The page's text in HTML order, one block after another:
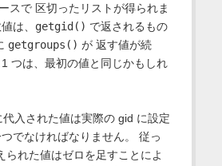
スで 区切ったリストが得られま
は、 getgid() で返されるもの
getgroups() が 返す値が続
つは、最初の値と同じかもしれ
代入された値は実際の gid に設定
でなければなりません。 従っ
られた値はゼロを足すことによ